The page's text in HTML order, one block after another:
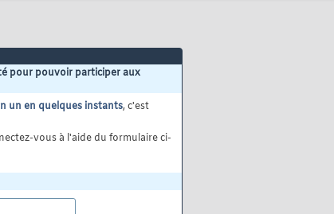
pour pouvoir participer aux
un en quelques instants, c'est
vous à l'aide du formulaire ci-